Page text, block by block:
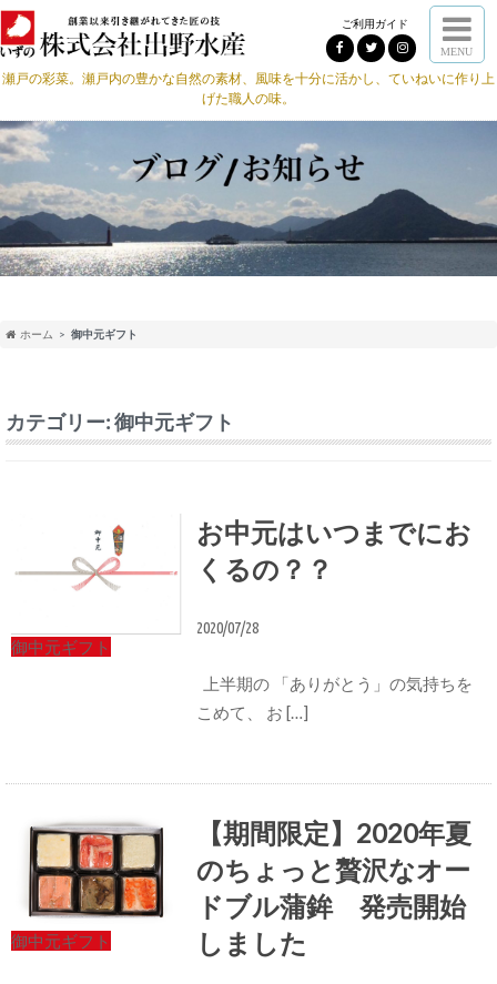
ご利用ガイド
MENU
瀬戸の彩菜。瀬戸内の豊かな自然の素材、風味を十分に活かし、ていねいに作り上
げた職人の味。
ホーム 御中元ギフト
カテゴリー:御中元ギフト
御中元ギフト
お中元はいつまでにお
くるの？？
2020/07/28
上半期の 「ありがとう」の気持ちを
こめて、 お […]
御中元ギフト
【期間限定】2020年夏
のちょっと贅沢なオー
ドブル蒲鉾 発売開始
しました